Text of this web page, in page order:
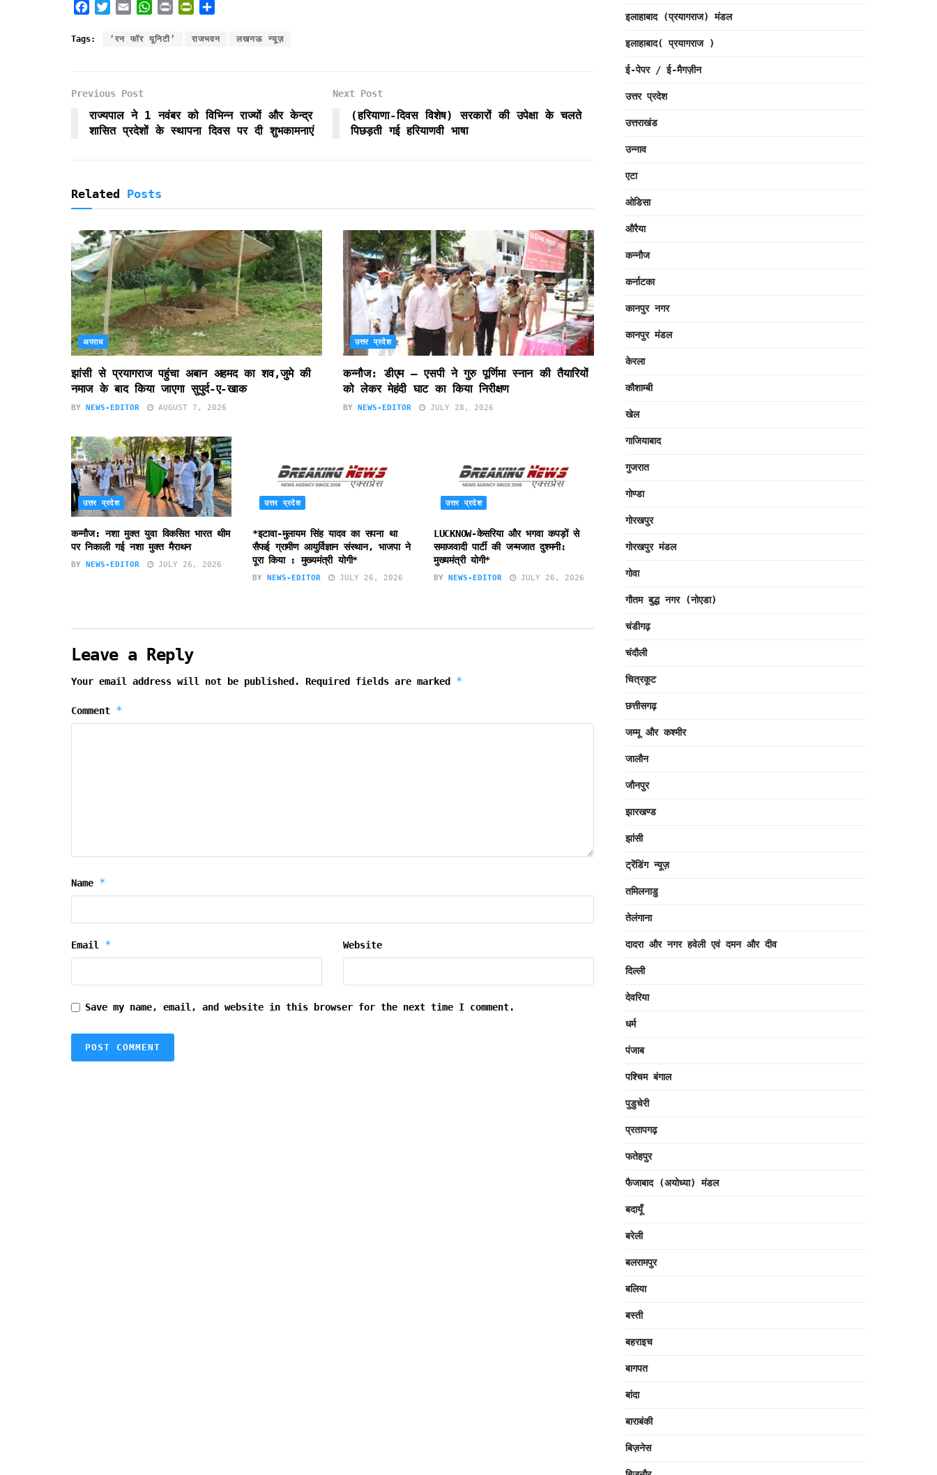
c
o
k
i
r
a
a
p
i
i
i
e
a
Tags: ‘रन फॉर यूनिटी’ राजभवन लखनऊ न्यूज़
Previous Post
राज्यपाल ने 1 नवंबर को विभिन्न राज्यों और केन्द्र
शासित प्रदेशों के स्थापना दिवस पर दी शुभकामनाएं
Next Post
(हरियाणा-दिवस विशेष) सरकारों की उपेक्षा के चलते
पिछड़ती गई हरियाणवी भाषा
Related Posts
अपराध
झांसी से प्रयागराज पहुंचा अबान अहमद का शव,जुमे की
नमाज के बाद किया जाएगा सुपुर्द-ए-खाक
BY NEWS-EDITOR AUGUST 7, 2026
उत्तर प्रदेश
कन्नौज: डीएम – एसपी ने गुरु पूर्णिमा स्नान की तैयारियों
को लेकर मेहंदी घाट का किया निरीक्षण
BY NEWS-EDITOR JULY 28, 2026
उत्तर प्रदेश
कन्नौज: नशा मुक्त युवा विकसित भारत थीम
पर निकाली गई नशा मुक्त मैराथन
BY NEWS-EDITOR JULY 26, 2026
उत्तर प्रदेश
*इटावा-मुलायम सिंह यादव का सपना था
सैफई ग्रामीण आयुर्विज्ञान संस्थान, भाजपा ने
पूरा किया : मुख्यमंत्री योगी*
BY NEWS-EDITOR JULY 26, 2026
उत्तर प्रदेश
LUCKNOW-केसरिया और भगवा कपड़ों से
समाजवादी पार्टी की जन्मजात दुश्मनी:
मुख्यमंत्री योगी*
BY NEWS-EDITOR JULY 26, 2026
Leave a Reply
Your email address will not be published. Required fields are marked *
Comment *
Name *
Email * Website
Save my name, email, and website in this browser for the next time I comment.
इलाहाबाद (प्रयागराज) मंडल
इलाहाबाद( प्रयागराज )
ई-पेपर / ई-मैगज़ीन
उत्तर प्रदेश
उत्तराखंड
उन्नाव
एटा
ओडिसा
औरैया
कन्नौज
कर्नाटका
कानपुर नगर
कानपुर मंडल
केरला
कौशाम्बी
खेल
गाजियाबाद
गुजरात
गोण्डा
गोरखपुर
गोरखपुर मंडल
गोवा
गौतम बुद्ध नगर (नोएडा)
चंडीगढ़
चंदौली
चित्रकूट
छत्तीसगढ़
जम्मू और कश्मीर
जालौन
जौनपुर
झारखण्ड
झांसी
ट्रेंडिंग न्यूज़
तमिलनाडु
तेलंगाना
दादरा और नगर हवेली एवं दमन और दीव
दिल्ली
देवरिया
धर्म
पंजाब
पश्चिम बंगाल
पुडुचेरी
प्रतापगढ़
फतेहपुर
फैजाबाद (अयोध्या) मंडल
बदायूँ
बरेली
बलरामपुर
बलिया
बस्ती
बहराइच
बागपत
बांदा
बाराबंकी
बिज़नेस